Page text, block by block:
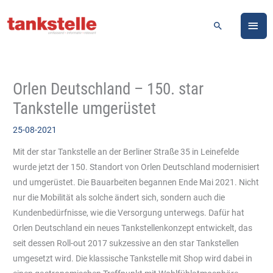
Inhalt
Suchen
Orlen Deutschland – 150. star
Tankstelle umgerüstet
25-08-2021
Mit der star Tankstelle an der Berliner Straße 35 in Leinefelde
wurde jetzt der 150. Standort von Orlen Deutschland modernisiert
und umgerüstet. Die Bauarbeiten begannen Ende Mai 2021. Nicht
nur die Mobilität als solche ändert sich, sondern auch die
Kundenbedürfnisse, wie die Versorgung unterwegs. Dafür hat
Orlen Deutschland ein neues Tankstellenkonzept entwickelt, das
seit dessen Roll-out 2017 sukzessive an den star Tankstellen
umgesetzt wird. Die klassische Tankstelle mit Shop wird dabei in